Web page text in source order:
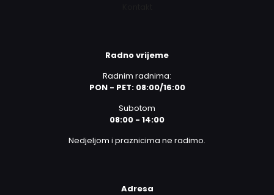
Radno vrijeme
Radnim radnima:
PON - PET: 08:00/16:00
Subotom
08:00 - 14:00
Nedjeljom i praznicima ne radimo.
Adresa